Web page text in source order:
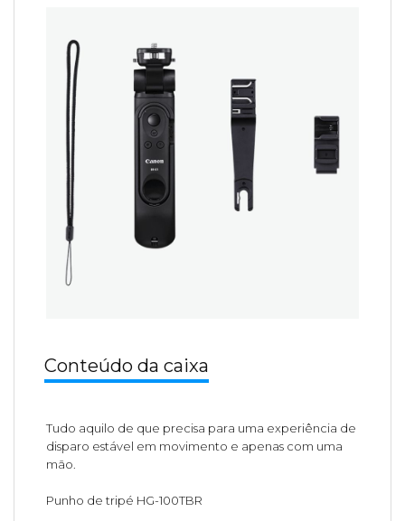
Conteúdo da caixa
Tudo aquilo de que precisa para uma experiência de
disparo estável em movimento e apenas com uma
mão.
Punho de tripé HG-100TBR